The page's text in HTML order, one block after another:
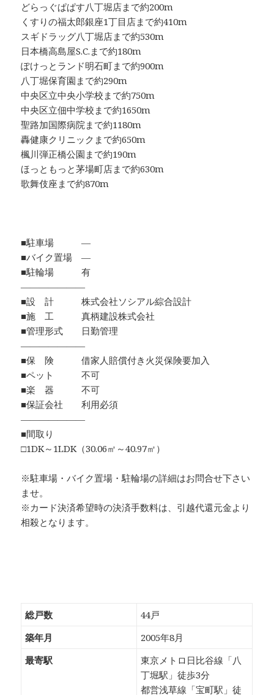
どらっぐぱぱす八丁堀店まで約200m
くすりの福太郎銀座1丁目店まで約410m
スギドラッグ八丁堀店まで約530m
日本橋高島屋S.C.まで約180m
ぽけっとランド明石町まで約900m
八丁堀保育園まで約290m
中央区立中央小学校まで約750m
中央区立佃中学校まで約1650m
聖路加国際病院まで約1180m
轟健康クリニックまで約650m
楓川弾正橋公園まで約190m
ほっともっと茅場町店まで約630m
歌舞伎座まで約870m
■駐車場 ―
■バイク置場 ―
■駐輪場 有
―――――――
■設 計 株式会社ソシアル綜合設計
■施 工 真柄建設株式会社
■管理形式 日勤管理
―――――――
■保 険 借家人賠償付き火災保険要加入
■ペット 不可
■楽 器 不可
■保証会社 利用必須
―――――――
■間取り
□1DK～1LDK（30.06㎡～40.97㎡）
※駐車場・バイク置場・駐輪場の詳細はお問合せ下さい
ませ。
※カード決済希望時の決済手数料は、引越代還元金より
相殺となります。
総戸数
44戸
築年月
2005年8月
最寄駅
東京メトロ日比谷線「八
丁堀駅」徒歩3分
都営浅草線「宝町駅」徒